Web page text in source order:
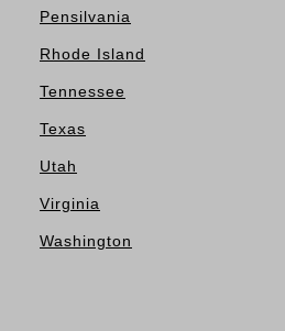
Pensilvania
Rhode Island
Tennessee
Texas
Utah
Virginia
Washington